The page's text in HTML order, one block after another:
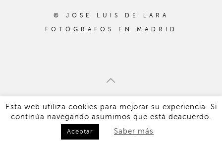
© JOSE LUIS DE LARA
FOTÓGRAFOS EN MADRID
Aviso legal Política de privacidad
Desarrollo web Juan Acosta
Esta web utiliza cookies para mejorar su experiencia. Si
continúa navegando asumimos que está deacuerdo.
Aceptar Saber más